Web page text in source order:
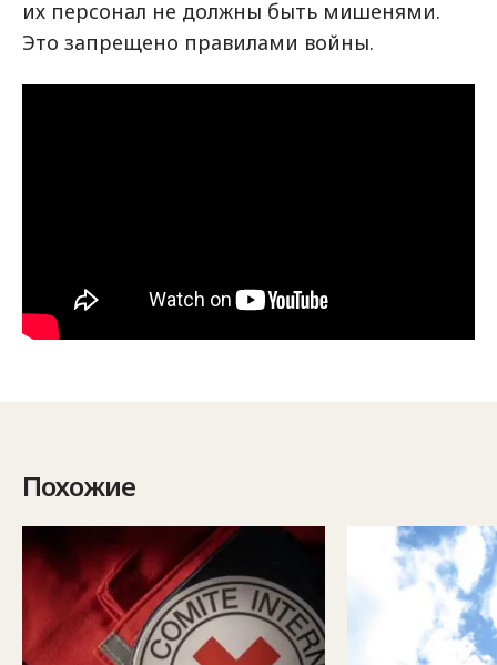
их персонал не должны быть мишенями.
Это запрещено правилами войны.
Похожие